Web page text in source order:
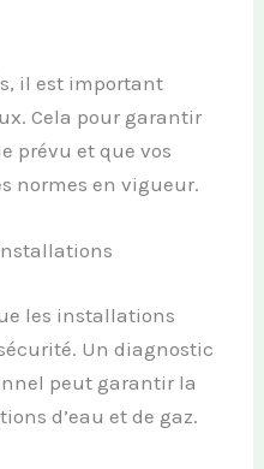
il est important
Cela pour garantir
prévu et que vos
normes en vigueur.
les installations
Un diagnostic
peut garantir la
d’eau et de gaz.